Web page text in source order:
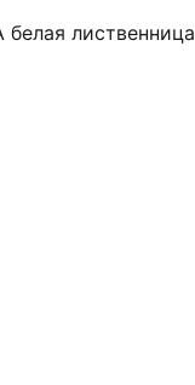
лиственница